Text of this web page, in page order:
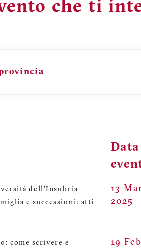
che ti
Data
dell'Insubria
e successioni: atti
13
2025
come scrivere e
19